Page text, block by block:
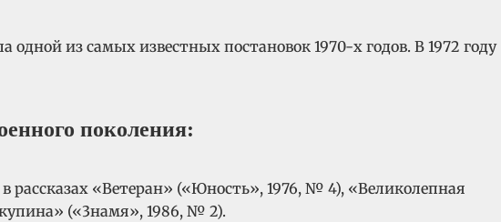
одной из самых известных постановок 1970-х годов. В 1972 году
поколения:
«Ветеран» («Юность», 1976, № 4), «Великолепная
(«3намя», 1986, № 2).